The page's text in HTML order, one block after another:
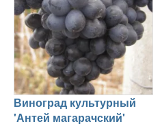
Виноград культурный
'Антей магарачский'